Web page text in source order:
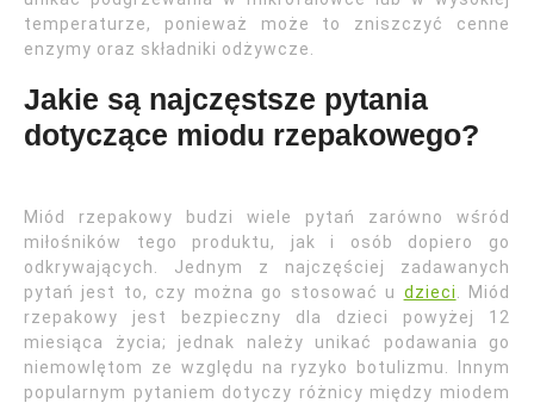
temperaturze, ponieważ może to zniszczyć cenne
enzymy oraz składniki odżywcze.
Jakie są najczęstsze pytania
dotyczące miodu rzepakowego?
Miód rzepakowy budzi wiele pytań zarówno wśród
miłośników tego produktu, jak i osób dopiero go
odkrywających. Jednym z najczęściej zadawanych
pytań jest to, czy można go stosować u dzieci . Miód
rzepakowy jest bezpieczny dla dzieci powyżej 12
miesiąca życia; jednak należy unikać podawania go
niemowlętom ze względu na ryzyko botulizmu. Innym
popularnym pytaniem dotyczy różnicy między miodem